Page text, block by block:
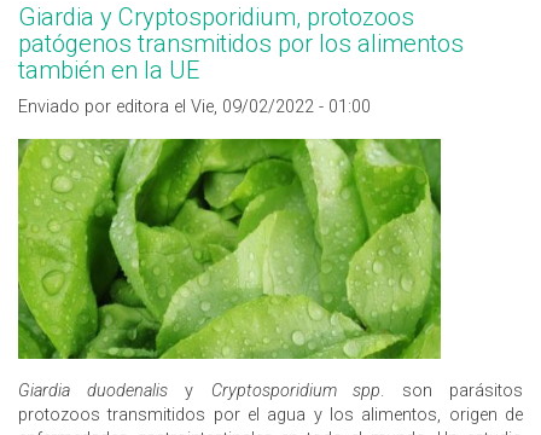
Giardia y Cryptosporidium, protozoos
patógenos transmitidos por los alimentos
también en la UE
Enviado por editora el Vie, 09/02/2022 - 01:00
Giardia duodenalisy Cryptosporidium spp. son parásitos
protozoos transmitidos por el agua y los alimentos, origen de